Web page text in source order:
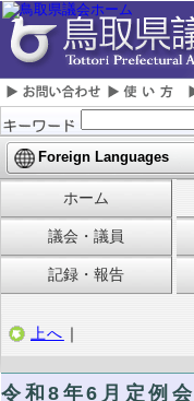
Foreign Languages
ホーム
議会・議員
記録・報告
上へ ｜
令和8 年6月定例会